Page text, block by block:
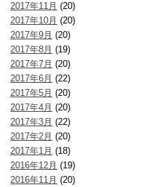
2017年11月 (20)
2017年10月 (20)
2017年9月 (20)
2017年8月 (19)
2017年7月 (20)
2017年6月 (22)
2017年5月 (20)
2017年4月 (20)
2017年3月 (22)
2017年2月 (20)
2017年1月 (18)
2016年12月 (19)
2016年11月 (20)